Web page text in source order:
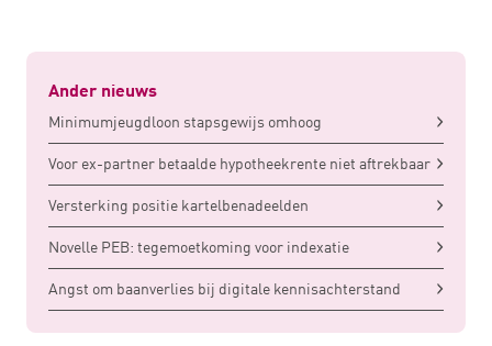
Ander nieuws
Minimumjeugdloon stapsgewijs omhoog
Voor ex-partner betaalde hypotheekrente niet aftrekbaar
Versterking positie kartelbenadeelden
Novelle PEB: tegemoetkoming voor indexatie
Angst om baanverlies bij digitale kennisachterstand